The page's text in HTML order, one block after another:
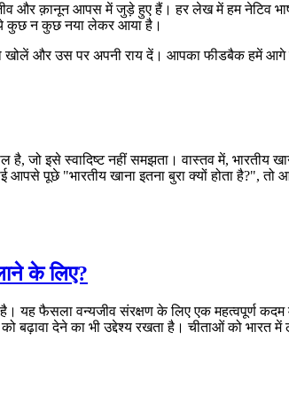
और क़ानून आपस में जुड़े हुए हैं। हर लेख में हम नेटिव
कुछ न कुछ नया लेकर आया है।
और उस पर अपनी राय दें। आपका फीडबैक हमें
जो इसे स्वादिष्ट नहीं समझता। वास्तव में, भारतीय
आपसे पूछे "भारतीय खाना इतना बुरा क्यों होता है?",
के लिए?
यह फैसला वन्यजीव संरक्षण के लिए एक महत्वपूर्ण कदम
देने का भी उद्देश्य रखता है। चीताओं को भारत में